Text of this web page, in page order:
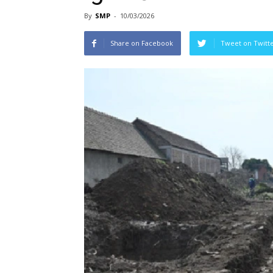
By SMP - 10/03/2026
Share on Facebook Tweet on